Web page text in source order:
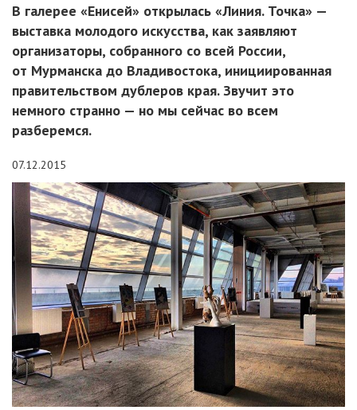
В галерее «Енисей» открылась «Линия. Точка» —
выставка молодого искусства, как заявляют
организаторы, собранного со всей России,
от Мурманска до Владивостока, инициированная
правительством дублеров края. Звучит это
немного странно — но мы сейчас во всем
разберемся.
07.12.2015